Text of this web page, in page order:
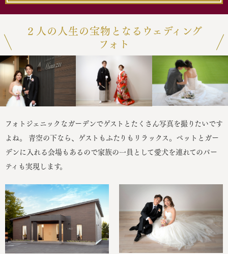
２人の人生の宝物となるウェディング
フォト
フォトジェニックなガーデンでゲストとたくさん写真を撮りたいです
よね。 青空の下なら、ゲストもふたりもリラックス。ペットとガー
デンに入れる会場もあるので家族の一員として愛犬を連れてのパー
ティも実現します。